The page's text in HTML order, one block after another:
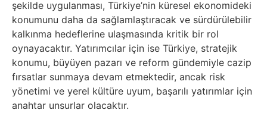
şekilde uygulanması, Türkiye’nin küresel ekonomideki
konumunu daha da sağlamlaştıracak ve sürdürülebilir
kalkınma hedeflerine ulaşmasında kritik bir rol
oynayacaktır. Yatırımcılar için ise Türkiye, stratejik
konumu, büyüyen pazarı ve reform gündemiyle cazip
fırsatlar sunmaya devam etmektedir, ancak risk
yönetimi ve yerel kültüre uyum, başarılı yatırımlar için
anahtar unsurlar olacaktır.